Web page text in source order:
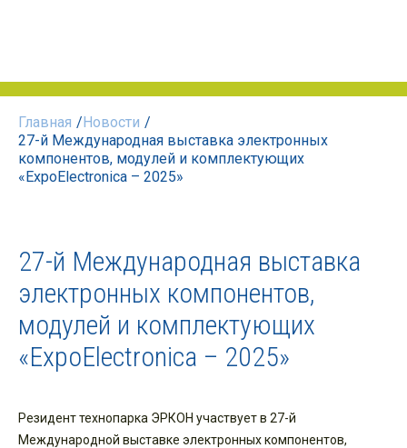
Главная /Новости /
27-й Международная выставка электронных
компонентов, модулей и комплектующих
«ExpoElectronica – 2025»
27-й Международная выставка
электронных компонентов,
модулей и комплектующих
«ExpoElectronica – 2025»
Резидент технопарка ЭРКОН участвует в 27-й
Международной выставке электронных компонентов,